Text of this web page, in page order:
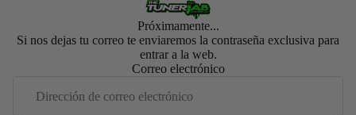
Próximamente...
Si nos dejas tu correo te enviaremos la contraseña exclusiva para
entrar a la web.
Correo electrónico